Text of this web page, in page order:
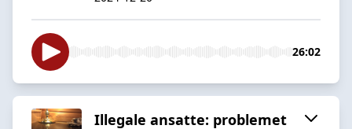
26:02
Illegale ansatte: problemet